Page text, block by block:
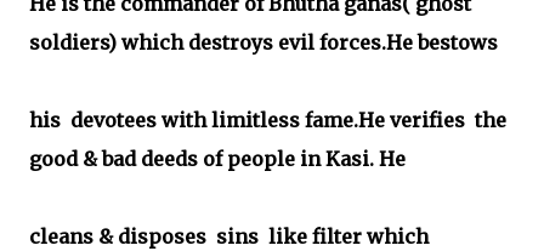
soldiers) which destroys evil forces.He bestows
his devotees with limitless fame.He verifies the
good & bad deeds of people in Kasi. He
cleans & disposes sins like filter which